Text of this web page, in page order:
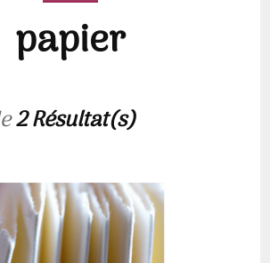
papier
2 Résultat(s)